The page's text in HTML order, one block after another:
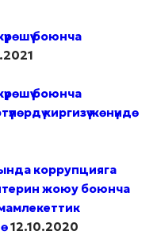
боюнча
боюнча
киргизүү жөнүндө
коррупцияга
жоюу боюнча
12.10.2020